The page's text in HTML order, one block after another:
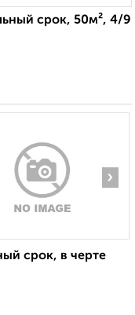
срок, 50м², 4/9
›
срок, в черте